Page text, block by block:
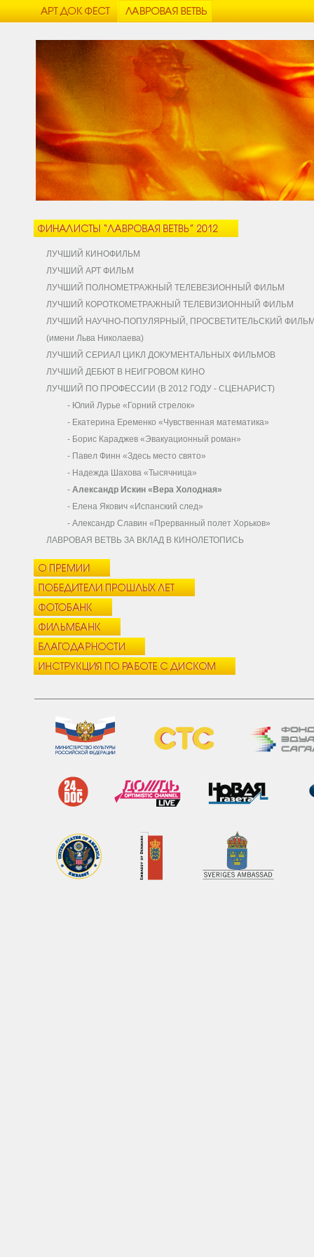
ЛУЧШИЙ КИНОФИЛЬМ
ЛУЧШИЙ АРТ ФИЛЬМ
ЛУЧШИЙ ПОЛНОМЕТРАЖНЫЙ ТЕЛЕВЕЗИОННЫЙ ФИЛЬМ
ЛУЧШИЙ КОРОТКОМЕТРАЖНЫЙ ТЕЛЕВИЗИОННЫЙ ФИЛЬМ
ЛУЧШИЙ НАУЧНО-ПОПУЛЯРНЫЙ, ПРОСВЕТИТЕЛЬСКИЙ
(имени Льва Николаева)
ЛУЧШИЙ СЕРИАЛ ЦИКЛ ДОКУМЕНТАЛЬНЫХ ФИЛЬМОВ
ЛУЧШИЙ ДЕБЮТ В НЕИГРОВОМ КИНО
ЛУЧШИЙ ПО ПРОФЕССИИ (В 2012 ГОДУ - СЦЕНАРИСТ)
- Юлий Лурье «Горний стрелок»
- Екатерина Еременко «Чувственная математика»
- Борис Караджев «Эвакуационный роман»
- Павел Финн «Здесь место свято»
- Надежда Шахова «Тысячница»
- Александр Искин «Вера Холодная»
- Елена Якович «Испанский след»
- Александр Славин «Прерванный полет Хорьков»
ЛАВРОВАЯ ВЕТВЬ ЗА ВКЛАД В КИНОЛЕТОПИСЬ